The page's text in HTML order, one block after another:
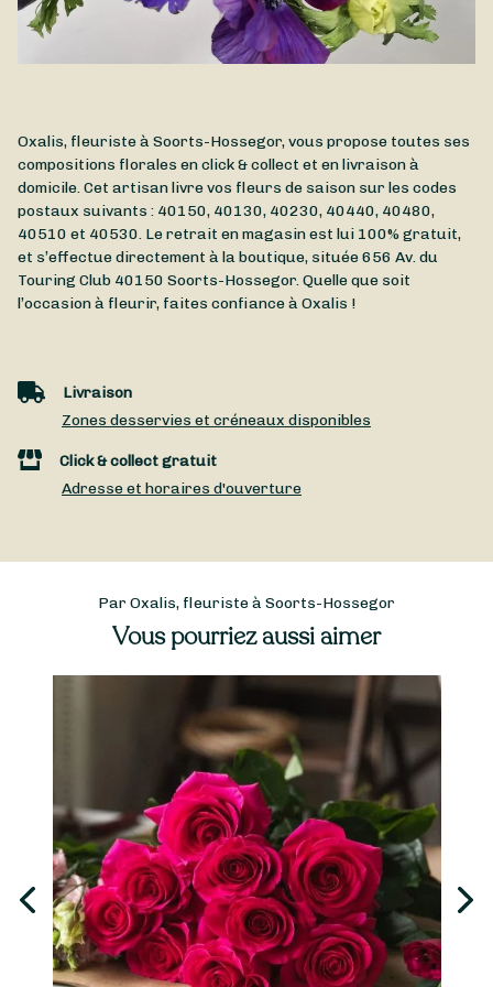
Oxalis, fleuriste à Soorts-Hossegor, vous propose toutes ses
compositions florales en click & collect et en livraison à
domicile. Cet artisan livre vos fleurs de saison sur les codes
postaux suivants : 40150, 40130, 40230, 40440, 40480,
40510 et 40530. Le retrait en magasin est lui 100% gratuit,
et s’effectue directement à la boutique, située656 Av. du
Touring Club 40150 Soorts-Hossegor. Quelle que soit
l’occasion à fleurir, faites confiance à Oxalis !
Livraison
Zones desservies et créneaux disponibles
Click & collect gratuit
Adresse et horaires d'ouverture
Par Oxalis, fleuriste à Soorts-Hossegor
Vous pourriez aussi aimer